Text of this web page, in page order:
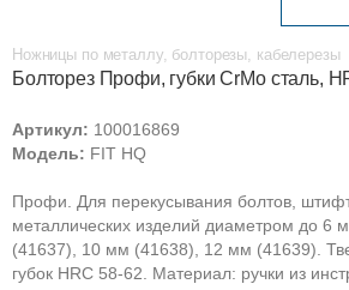
Ножницы по металлу, болторезы, кабелерезы
Болторез Профи, губки CrMo сталь,
Артикул: 100016869
Модель: FIT HQ
Профи. Для перекусывания болтов,
металлических изделий диаметром до 6
(41637), 10 мм (41638), 12 мм (41639).
губок HRC 58-62. Материал: ручки из